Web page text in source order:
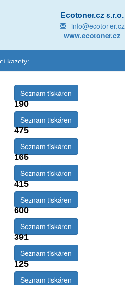
Ecotoner.cz s.r.o.
info@ecotoner.cz
www.ecotoner.cz
kazety:
190
Seznam tiskáren
475
Seznam tiskáren
165
Seznam tiskáren
415
Seznam tiskáren
600
Seznam tiskáren
391
Seznam tiskáren
125
Seznam tiskáren
Seznam tiskáren